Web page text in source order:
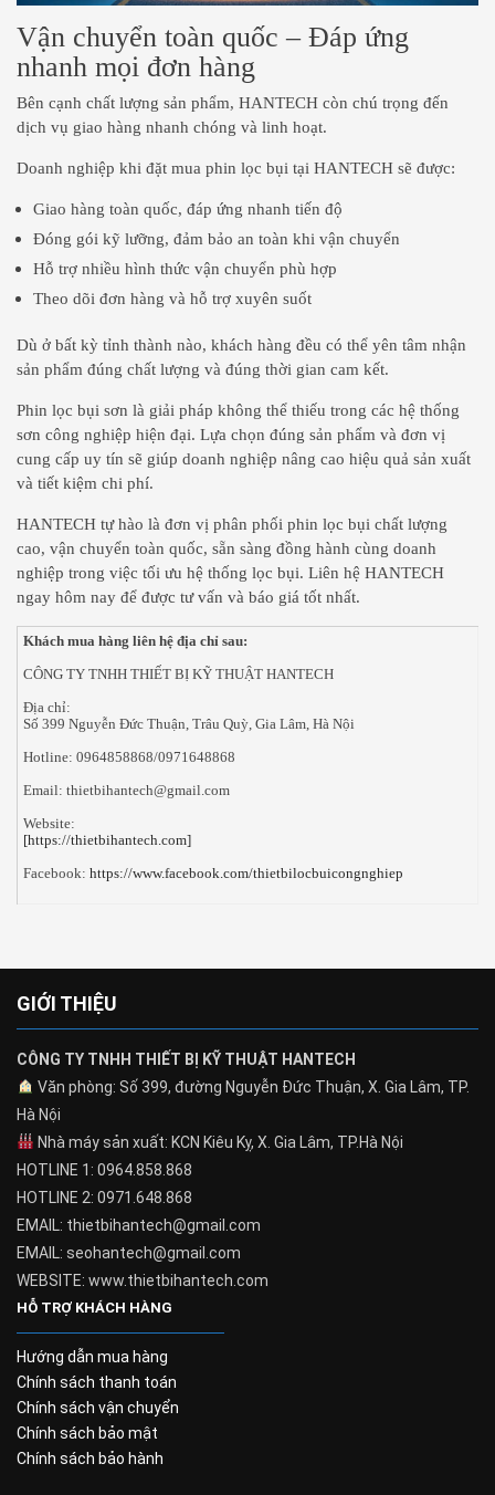
Vận chuyển toàn quốc – Đáp ứng
nhanh mọi đơn hàng
Bên cạnh chất lượng sản phẩm, HANTECH còn chú trọng đến
dịch vụ giao hàng nhanh chóng và linh hoạt.
Doanh nghiệp khi đặt mua phin lọc bụi tại HANTECH sẽ được:
Giao hàng toàn quốc, đáp ứng nhanh tiến độ
Đóng gói kỹ lưỡng, đảm bảo an toàn khi vận chuyển
Hỗ trợ nhiều hình thức vận chuyển phù hợp
Theo dõi đơn hàng và hỗ trợ xuyên suốt
Dù ở bất kỳ tỉnh thành nào, khách hàng đều có thể yên tâm nhận
sản phẩm đúng chất lượng và đúng thời gian cam kết.
Phin lọc bụi sơn là giải pháp không thể thiếu trong các hệ thống
sơn công nghiệp hiện đại. Lựa chọn đúng sản phẩm và đơn vị
cung cấp uy tín sẽ giúp doanh nghiệp nâng cao hiệu quả sản xuất
và tiết kiệm chi phí.
HANTECH tự hào là đơn vị phân phối phin lọc bụi chất lượng
cao, vận chuyển toàn quốc, sẵn sàng đồng hành cùng doanh
nghiệp trong việc tối ưu hệ thống lọc bụi. Liên hệ HANTECH
ngay hôm nay để được tư vấn và báo giá tốt nhất.
Khách mua hàng liên hệ địa chỉ sau:
CÔNG TY TNHH THIẾT BỊ KỸ THUẬT HANTECH
Địa chỉ:
Số 399 Nguyễn Đức Thuận, Trâu Quỳ, Gia Lâm, Hà Nội
Hotline: 0964858868/0971648868
Email: thietbihantech@gmail.com
Website:
[https://thietbihantech.com]
Facebook: https://www.facebook.com/thietbilocbuicongnghiep
GIỚI THIỆU
CÔNG TY TNHH THIẾT BỊ KỸ THUẬT HANTECH
Văn phòng: Số 399, đường Nguyễn Đức Thuận, X. Gia Lâm, TP.
Hà Nội
Nhà máy sản xuất: KCN Kiêu Kỵ, X. Gia Lâm, TP.Hà Nội
HOTLINE 1: 0964.858.868
HOTLINE 2: 0971.648.868
EMAIL: thietbihantech@gmail.com
EMAIL: seohantech@gmail.com
WEBSITE: www.thietbihantech.com
HỖ TRỢ KHÁCH HÀNG
Hướng dẫn mua hàng
Chính sách thanh toán
Chính sách vận chuyển
Chính sách bảo mật
Chính sách bảo hành